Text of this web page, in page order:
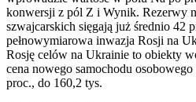
konwersji z pól Z i Wynik. Rezerwy
szwajcarskich sięgają już średnio 42
pełnowymiarowa inwazja Rosji na
Rosję celów na Ukrainie to obiekty
cena nowego samochodu
proc., do 160,2 tys.